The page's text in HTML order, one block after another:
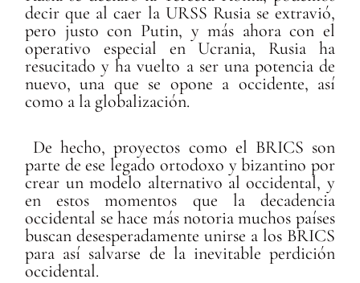
decir que al caer la URSS Rusia se extravió,
pero justo con Putin, y más ahora con el
operativo especial en Ucrania, Rusia ha
resucitado y ha vuelto a ser una potencia de
nuevo, una que se opone a occidente, así
como a la globalización.
De hecho, proyectos como el BRICS son
parte de ese legado ortodoxo y bizantino por
crear un modelo alternativo al occidental, y
en estos momentos que la decadencia
occidental se hace más notoria muchos países
buscan desesperadamente unirse a los BRICS
para así salvarse de la inevitable perdición
occidental.